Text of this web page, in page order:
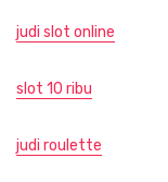
judi slot online
slot 10 ribu
judi roulette